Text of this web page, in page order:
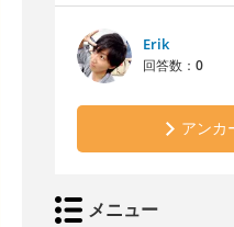
Erik
回答数： 0
アンカ
メニュー